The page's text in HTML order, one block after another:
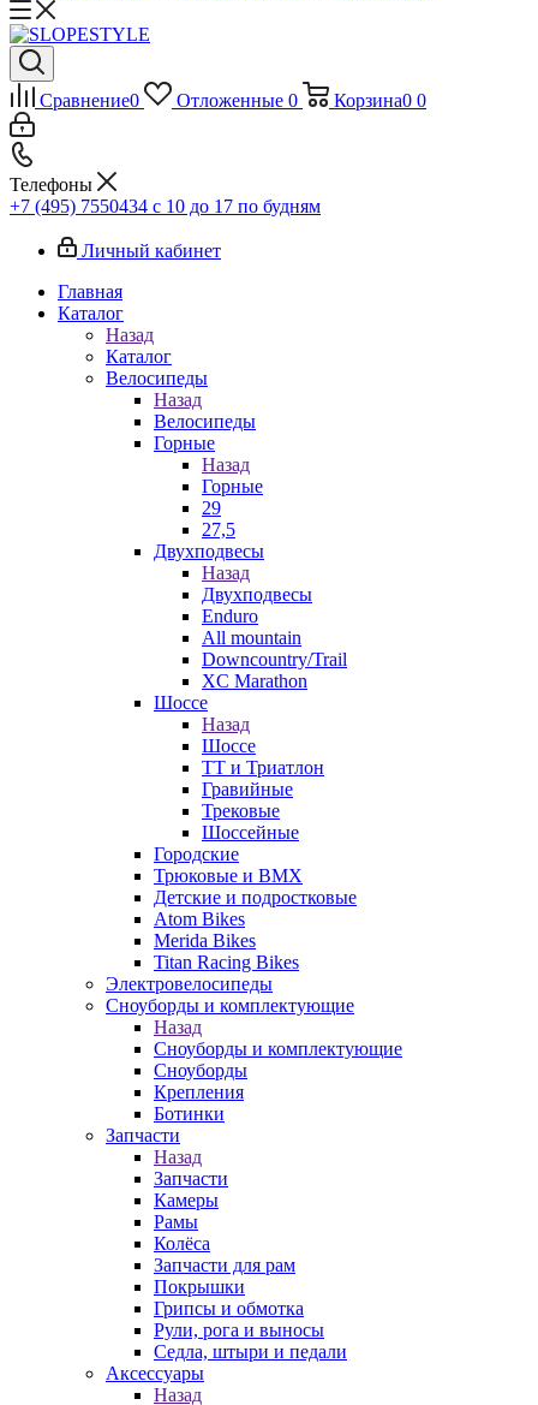
Сравнение0 Отложенные 0 Корзина0 0
Телефоны
+7 (495) 7550434 с 10 до 17 по будням
Личный кабинет
Главная
Каталог
Назад
Каталог
Велосипеды
Назад
Велосипеды
Горные
Назад
Горные
29
27,5
Двухподвесы
Назад
Двухподвесы
Enduro
All mountain
Downcountry/Trail
XC Marathon
Шоссе
Назад
Шоссе
ТТ и Триатлон
Гравийные
Трековые
Шоссейные
Городские
Трюковые и BMX
Детские и подростковые
Atom Bikes
Merida Bikes
Titan Racing Bikes
Электровелосипеды
Cноуборды и комплектующие
Назад
Cноуборды и комплектующие
Сноуборды
Крепления
Ботинки
Запчасти
Назад
Запчасти
Камеры
Рамы
Колёса
Запчасти для рам
Покрышки
Грипсы и обмотка
Рули, рога и выносы
Седла, штыри и педали
Аксессуары
Назад